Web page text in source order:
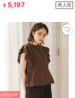
ツ
¥ 5,197 再入荷
40%OFF